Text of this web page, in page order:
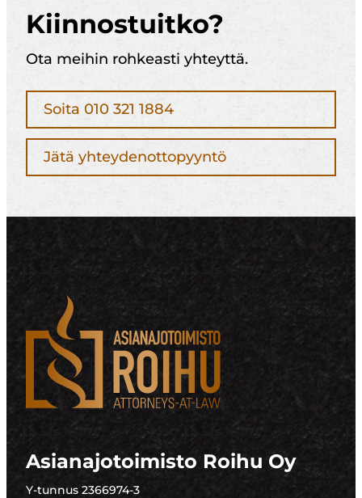
Kiinnostuitko?
Ota meihin rohkeasti yhteyttä.
Soita 010 321 1884
Jätä yhteydenottopyyntö
Asianajotoimisto Roihu Oy
Y-tunnus 2366974-3